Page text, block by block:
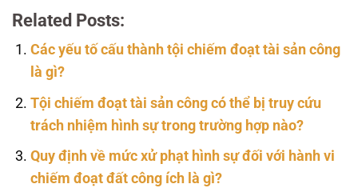
Related Posts:
Các yếu tố cấu thành tội chiếm đoạt tài sản công
là gì?
Tội chiếm đoạt tài sản công có thể bị truy cứu
trách nhiệm hình sự trong trường hợp nào?
Quy định về mức xử phạt hình sự đối với hành vi
chiếm đoạt đất công ích là gì?